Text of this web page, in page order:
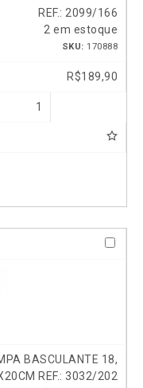
REF.: 2099/166
2 em estoque
SKU: 170888
R$189,90
1
BASCULANTE 18,
REF.: 3032/202